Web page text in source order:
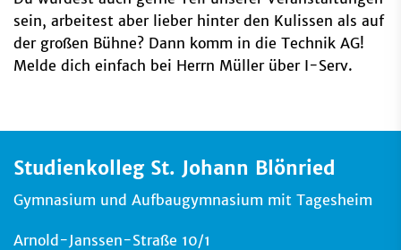
sein, arbeitest aber lieber hinter den Kulissen als auf
der großen Bühne? Dann komm in die Technik AG!
Melde dich einfach bei Herrn Müller über I-Serv.
Studienkolleg St. Johann Blönried
Gymnasium und Aufbaugymnasium mit Tagesheim
Arnold-Janssen-Straße 10/1